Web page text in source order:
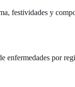
festividades y
enfermedades por